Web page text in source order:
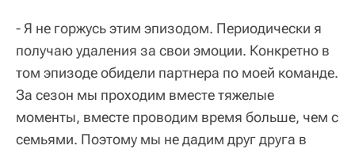
- Я не горжусь этим эпизодом. Периодически я
получаю удаления за свои эмоции. Конкретно в
том эпизоде обидели партнера по моей команде.
За сезон мы проходим вместе тяжелые
моменты, вместе проводим время больше, чем с
семьями. Поэтому мы не дадим друг друга в